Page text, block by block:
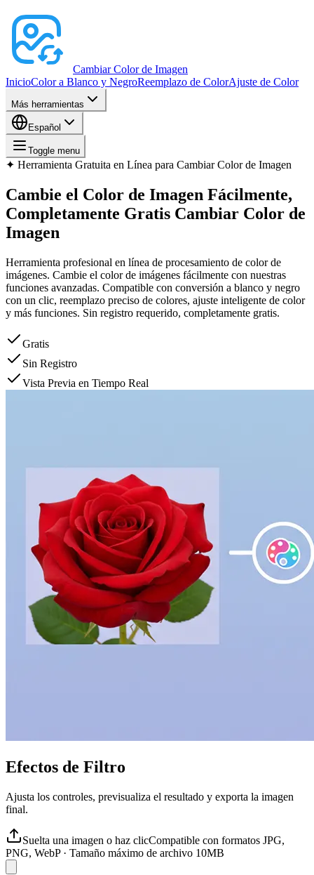
Cambiar Color de Imagen
InicioColor a Blanco y NegroReemplazo de ColorAjuste de Color
Más herramientas
Español
Toggle menu
✦ Herramienta Gratuita en Línea para Cambiar Color de Imagen
Cambie el Color de Imagen Fácilmente,
Completamente Gratis Cambiar Color de
Imagen
Herramienta profesional en línea de procesamiento de color de
imágenes. Cambie el color de imágenes fácilmente con nuestras
funciones avanzadas. Compatible con conversión a blanco y negro
con un clic, reemplazo preciso de colores, ajuste inteligente de color
y más funciones. Sin registro requerido, completamente gratis.
Gratis
Sin Registro
Vista Previa en Tiempo Real
Efectos de Filtro
Ajusta los controles, previsualiza el resultado y exporta la imagen
final.
Suelta una imagen o haz clicCompatible con formatos JPG,
PNG, WebP· Tamaño máximo de archivo 10MB